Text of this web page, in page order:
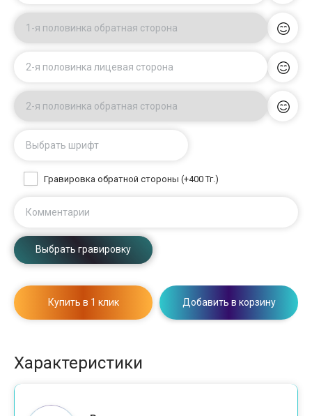
1-я половинка обратная сторона
2-я половинка лицевая сторона
2-я половинка обратная сторона
Выбрать шрифт
Гравировка обратной стороны (+400 Тг.)
Комментарии
Выбрать гравировку
Купить в 1 клик Добавить в корзину
Характеристики